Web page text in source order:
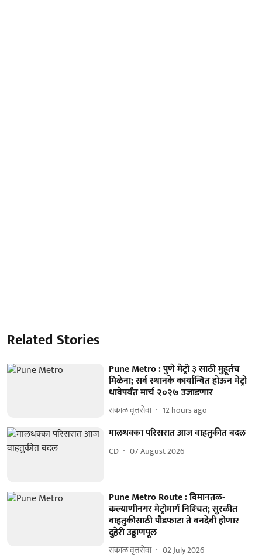
Related Stories
Pune Metro : पुणे मेट्रो ३ साठी मुहूर्तच
मिळेना; सर्व स्थानके कार्यान्वित होऊन मेट्रो
धावेपर्यंत मार्च २०२७ उजाडणार
सकाळ वृत्तसेवा 12 hours ago
मालधक्का परिसरात आज वाहतुकीत बदल
CD 07 August 2026
Pune Metro Route : विमानतळ-
कल्याणीनगर मेट्रोमार्ग निश्‍चित; सुरळीत
वाहतुकीसाठी पौडफाटा ते वनदेवी होणार
दुहेरी उड्डाणपूल
सकाळ वृत्तसेवा 02 July 2026